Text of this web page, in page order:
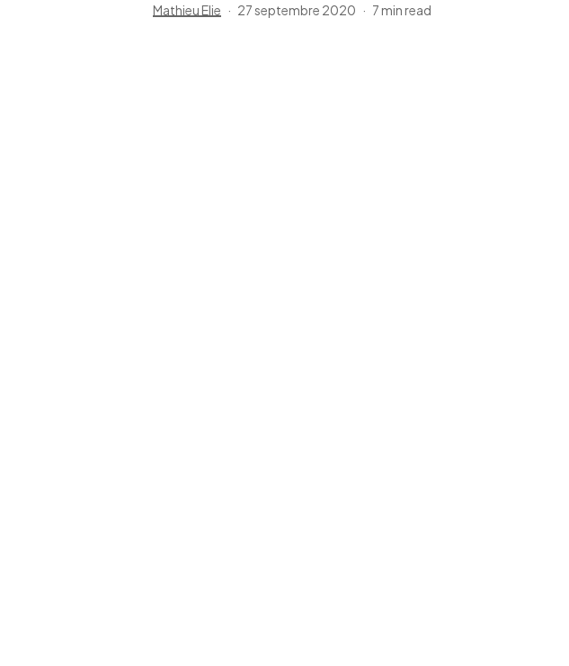
Mathieu Elie 27 septembre 2020 7 min read